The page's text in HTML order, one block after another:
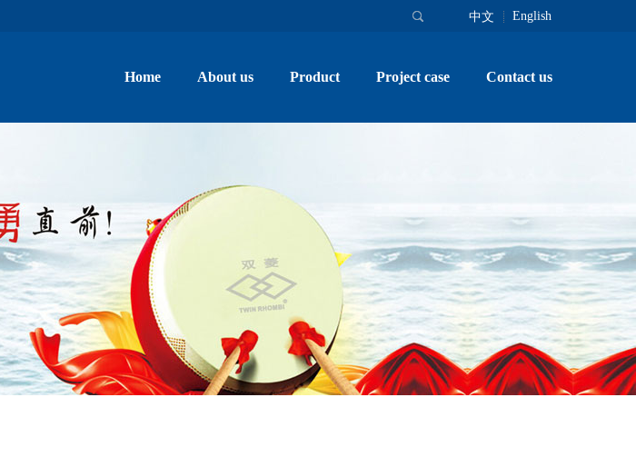
中文 English
Home About us Product Project case Contact us